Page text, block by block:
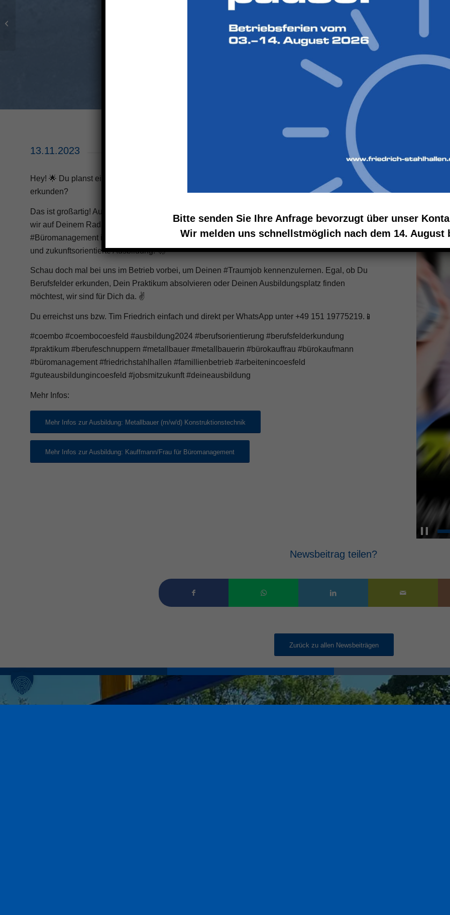
13.11.2023
Hey! 🌟 Du planst einen Besuch bei der #CoeMBO, um Deine beruflichen Möglichkeiten zu
erkunden?
Das ist großartig! Auch wenn wir aus Platzgründen leider nicht als Aussteller vertreten sind, sollten
wir auf Deinem Radar sein, wenn Du Dich für eine Ausbildung im Bereich #Metallbau oder
#Büromanagement interessierst. Als Familienbetrieb in Coesfeld bieten wir Dir eine spannende
und zukunftsorientierte Ausbildung. 🚀
Schau doch mal bei uns im Betrieb vorbei, um Deinen #Traumjob kennenzulernen. Egal, ob Du
Berufsfelder erkunden, Dein Praktikum absolvieren oder Deinen Ausbildungsplatz finden
möchtest, wir sind für Dich da. ✌️
Du erreichst uns bzw. Tim Friedrich einfach und direkt per WhatsApp unter +49 151 19775219.📱
#coembo #coembocoesfeld #ausbildung2024 #berufsorientierung #berufsfelderkundung
#praktikum #berufeschnuppern #metallbauer #metallbauerin #bürokauffrau #bürokaufmann
#büromanagement #friedrichstahlhallen #famillienbetrieb #arbeitenincoesfeld
#guteausbildungincoesfeld #jobsmitzukunft #deineausbildung
Mehr Infos:
Mehr Infos zur Ausbildung: Metallbauer (m/w/d) Konstruktionstechnik
Mehr Infos zur Ausbildung: Kauffmann/Frau für Büromanagement
Newsbeitrag teilen?
Zurück zu allen Newsbeiträgen
Bitte senden Sie Ihre Anfrage bevorzugt über unser
Wir melden uns schnellstmöglich nach dem 14. August